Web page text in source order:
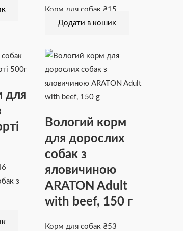
Корм для собак₴15
Додати в кошик
для
з
Вологий корм
для дорослих
собак з
яловичиною
ARATON Adult
with beef, 150 г
Корм для собак₴53